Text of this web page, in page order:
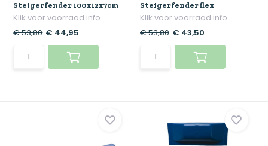
Steigerfender 100x12x7cm
Klik voor voorraad info
€ 53,80 € 44,95
Steigerfender flex
Klik voor voorraad info
€ 53,80 € 43,50